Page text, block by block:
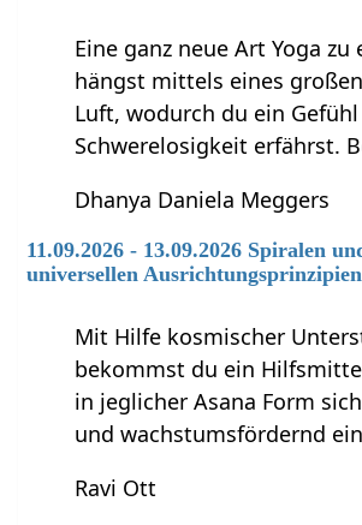
Eine ganz neue Art Yoga zu
hängst mittels eines
Luft, wodurch du ein
Schwerelosigkeit erfährst.
Dhanya Daniela Meggers
11.09.2026 - 13.09.2026 Spiralen
universellen Ausrichtungsprinzipien
Mit Hilfe kosmischer
bekommst du ein
in jeglicher Asana Form
und wachstumsfördernd
Ravi Ott